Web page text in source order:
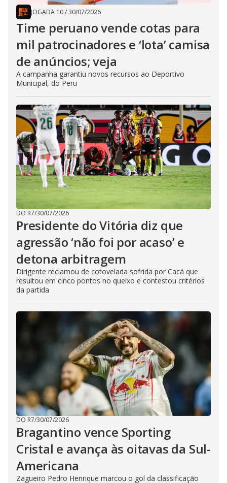
JOGADA 10/30/07/2026
Time peruano vende cotas para
mil patrocinadores e ‘lota’ camisa
de anúncios; veja
A campanha garantiu novos recursos ao Deportivo
Municipal, do Peru
DO R7/30/07/2026
Presidente do Vitória diz que
agressão ‘não foi por acaso’ e
detona arbitragem
Dirigente reclamou de cotovelada sofrida por Cacá que
resultou em cinco pontos no queixo e contestou critérios
da partida
DO R7/30/07/2026
Bragantino vence Sporting
Cristal e avança às oitavas da Sul-
Americana
Zagueiro Pedro Henrique marcou o gol da classificação